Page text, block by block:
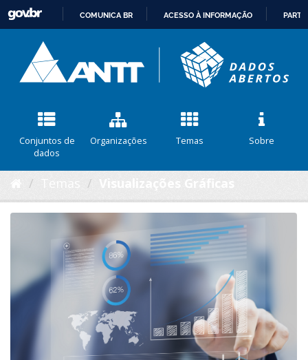
CONTEÚDO
COMUNICA BR ACESSO À INFORMAÇÃO
Conjuntos de
dados
Organizações Temas Sobre